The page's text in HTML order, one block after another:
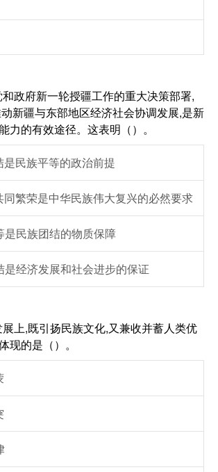
政府新一轮授疆工作的重大决策部署,
新疆与东部地区经济社会协调发展,是新
力的有效途径。这表明（）。
是民族平等的政治前提
同繁荣是中华民族伟大复兴的必然要求
是民族团结的物质保障
是经济发展和社会进步的保证
上,既引扬民族文化,又兼收并蓄人类优
现的是（）。